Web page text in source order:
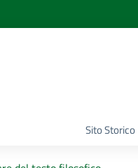
Sito Storico